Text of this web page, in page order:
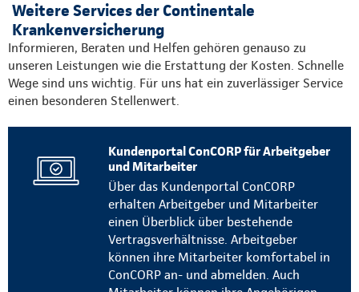
Weitere Services der Continentale
Krankenversicherung
Informieren, Beraten und Helfen gehören genauso zu
unseren Leistungen wie die Erstattung der Kosten. Schnelle
Wege sind uns wichtig. Für uns hat ein zuverlässiger Service
einen besonderen Stellenwert.
Kundenportal ConCORP für Arbeitgeber
und Mitarbeiter
Über das Kundenportal ConCORP
erhalten Arbeitgeber und Mitarbeiter
einen Überblick über bestehende
Vertragsverhältnisse. Arbeitgeber
können ihre Mitarbeiter komfortabel in
ConCORP an- und abmelden. Auch